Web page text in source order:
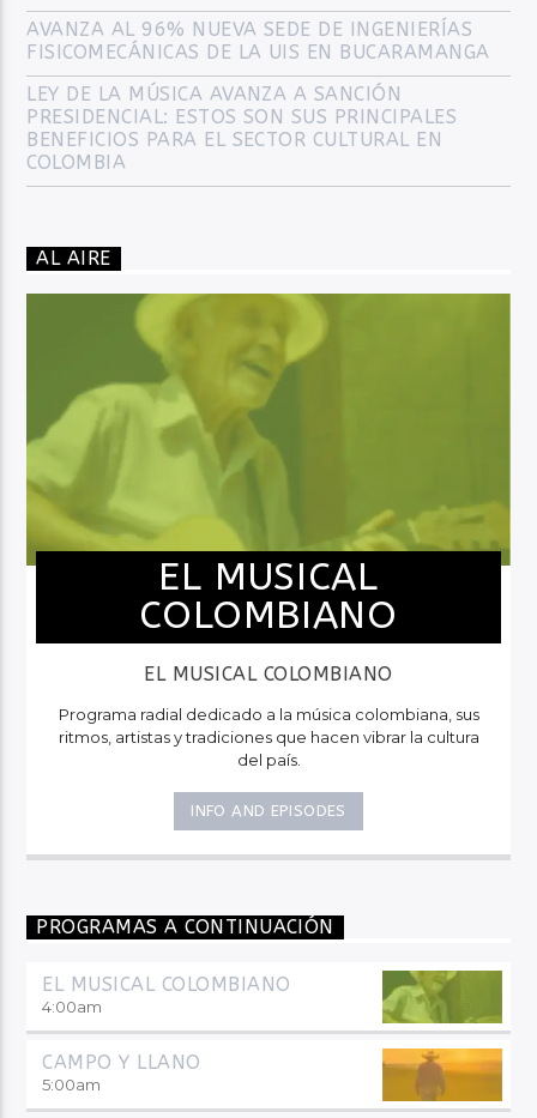
AVANZA AL 96% NUEVA SEDE DE INGENIERÍAS
FISICOMECÁNICAS DE LA UIS EN BUCARAMANGA
LEY DE LA MÚSICA AVANZA A SANCIÓN
PRESIDENCIAL: ESTOS SON SUS PRINCIPALES
BENEFICIOS PARA EL SECTOR CULTURAL EN
COLOMBIA
AL AIRE
EL MUSICAL
COLOMBIANO
EL MUSICAL COLOMBIANO
Programa radial dedicado a la música colombiana, sus
ritmos, artistas y tradiciones que hacen vibrar la cultura
del país.
INFO AND EPISODES
PROGRAMAS A CONTINUACIÓN
EL MUSICAL COLOMBIANO
4:00am
CAMPO Y LLANO
5:00am